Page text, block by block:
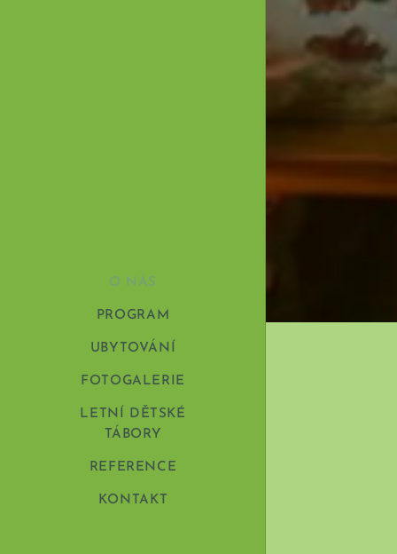
O NÁS
PROGRAM
UBYTOVÁNÍ
FOTOGALERIE
LETNÍ DĚTSKÉ
TÁBORY
REFERENCE
KONTAKT